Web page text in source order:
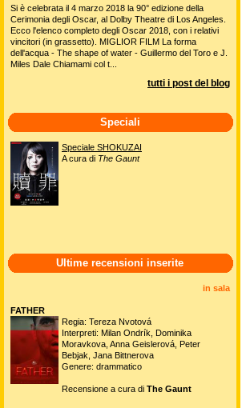
Si è celebrata il 4 marzo 2018 la 90° edizione della
Cerimonia degli Oscar, al Dolby Theatre di Los Angeles.
Ecco l'elenco completo degli Oscar 2018, con i relativi
vincitori (in grassetto). MIGLIOR FILM La forma
dell'acqua - The shape of water - Guillermo del Toro e J.
Miles Dale Chiamami col t...
tutti i post del blog
Speciali
Speciale SHOKUZAI
A cura di The Gaunt
Ultime recensioni inserite
in sala
FATHER
Regia: Tereza Nvotová
Interpreti: Milan Ondrík, Dominika
Moravkova, Anna Geislerová, Peter
Bebjak, Jana Bittnerova
Genere: drammatico
Recensione a cura di The Gaunt